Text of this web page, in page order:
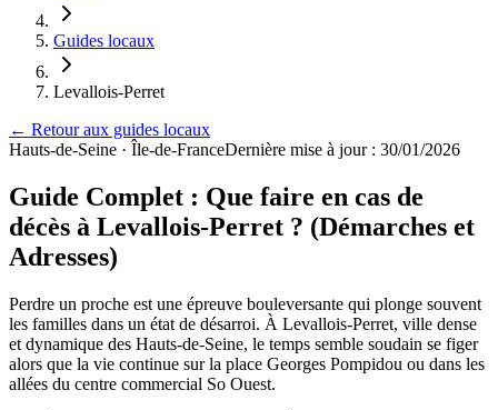
Guides locaux
Levallois-Perret
← Retour aux guides locaux
Hauts-de-Seine · Île-de-FranceDernière mise à jour : 30/01/2026
Guide Complet : Que faire en cas de
décès à Levallois-Perret ? (Démarches et
Adresses)
Perdre un proche est une épreuve bouleversante qui plonge souvent
les familles dans un état de désarroi. À Levallois-Perret, ville dense
et dynamique des Hauts-de-Seine, le temps semble soudain se figer
alors que la vie continue sur la place Georges Pompidou ou dans les
allées du centre commercial So Ouest.